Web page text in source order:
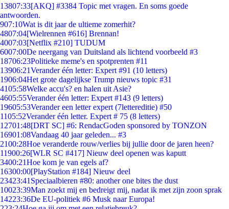
13807:33[AKQ] #3384 Topic met vragen. En soms goede
antwoorden.
907:10Wat is dit jaar de ultieme zomerhit?
4807:04[Wielrennen #616] Brennan!
4007:03[Netflix #210] TUDUM
6007:00De neergang van Duitsland als lichtend voorbeeld #3
18706:23Politieke meme's en spotprenten #11
13906:21Verander één letter: Expert #91 (10 letters)
1906:04Het grote dagelijkse Trump nieuws topic #31
4105:58Welke accu's? en halen uit Asie?
4605:55Verander één letter: Expert #143 (9 letters)
19605:53Verander een letter expert (7lettereditie) #50
1105:52Verander één letter. Expert # 75 (8 letters)
12701:48[DRT SC] #6: RendacGoden sponsored by TONZON
16901:08Vandaag 40 jaar geleden... #3
2100:28Hoe veranderde rouw/verlies bij jullie door de jaren heen?
11900:26[WLR SC #417] Nieuw deel openen was kaputt
3400:21Hoe kom je van egels af?
16300:00[PlayStation #184] Nieuw deel
23423:41 Speciaalbieren #80: another one bites the dust
10023:39Man zoekt mij en bedreigt mij, nadat ik met zijn zoon sprak
14223:36De EU-politiek #6 Musk naar Europa!